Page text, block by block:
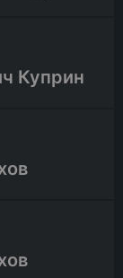
Куприн